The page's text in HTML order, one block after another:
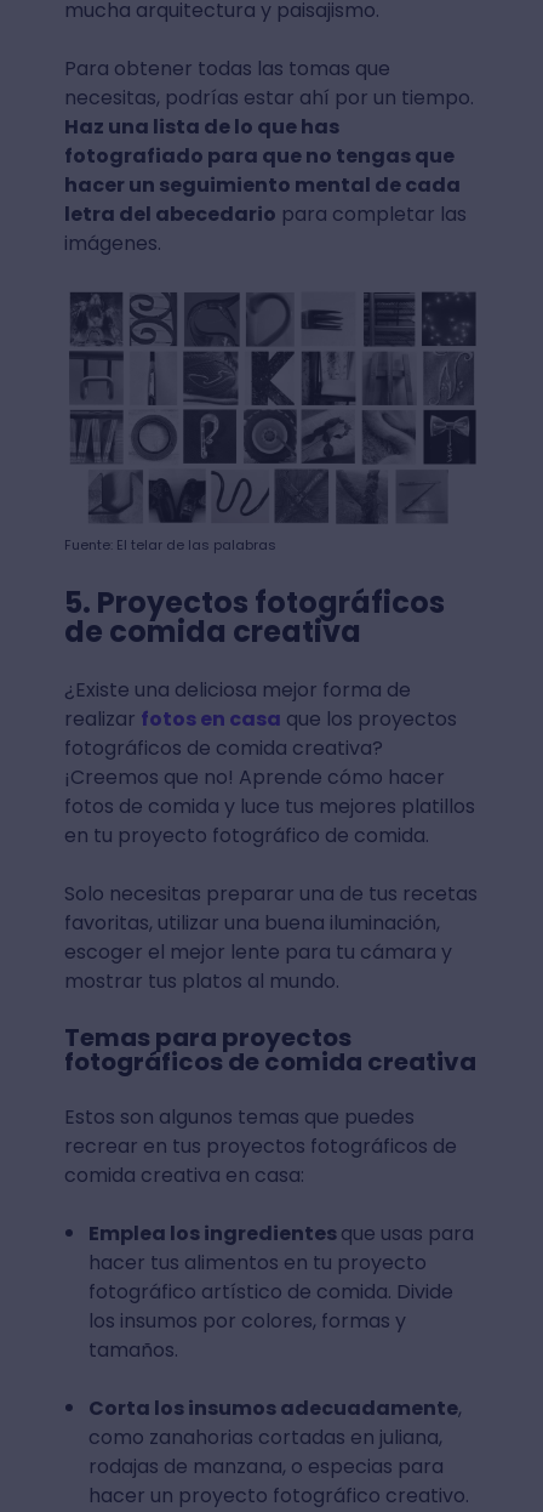
mucha arquitectura y paisajismo.
Para obtener todas las tomas que
necesitas, podrías estar ahí por un tiempo.
Haz una lista de lo que has
fotografiado para que no tengas que
hacer un seguimiento mental de cada
letra del abecedario para completar las
imágenes.
Fuente: El telar de las palabras
5. Proyectos fotográficos
de comida creativa
¿Existe una deliciosa mejor forma de
realizar fotos en casa que los proyectos
fotográficos de comida creativa?
¡Creemos que no! Aprende cómo hacer
fotos de comida y luce tus mejores platillos
en tu proyecto fotográfico de comida.
Solo necesitas preparar una de tus recetas
favoritas, utilizar una buena iluminación,
escoger el mejor lente para tu cámara y
mostrar tus platos al mundo.
Temas para proyectos
fotográficos de comida creativa
Estos son algunos temas que puedes
recrear en tus proyectos fotográficos de
comida creativa en casa:
Emplea los ingredientesque usas para
hacer tus alimentos en tu proyecto
fotográfico artístico de comida. Divide
los insumos por colores, formas y
tamaños.
Corta los insumos adecuadamente,
como zanahorias cortadas en juliana,
rodajas de manzana, o especias para
hacer un proyecto fotográfico creativo.